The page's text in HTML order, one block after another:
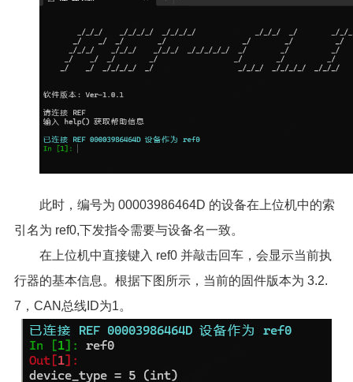
此时，编号为 00003986464D 的设备在上位机中的索
引名为 ref0,下发指令需要与设备名一致。
在上位机中直接键入 ref0 并敲击回车，会显示当前执
行器的基本信息。根据下图所示，当前的固件版本为 3.2.
7，CAN总线ID为1。